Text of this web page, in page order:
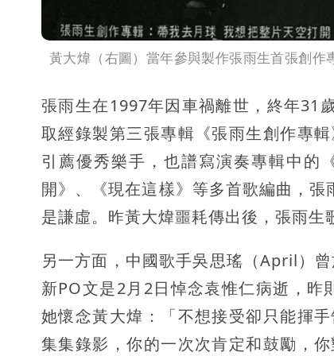
黃大煒（右圖）當年參與製作張雨生首張創
張雨生在1997年因車禍離世，終年31
取經錄製第三張專輯《張雨生創作專
引薦優秀樂手，也譜寫演奏專輯中的
開》、《現在這樣》等多首歌編曲，
是謙虛。昨黃大煒噩耗傳出後，張雨生
另一方面，中國歌手吳思瑤（April）
新PO文是2月2日悼念袁惟仁病逝，
她懷念黃大煒：「不想接受卻只能揮
集集錄影，你的一次次肯定和鼓勵，